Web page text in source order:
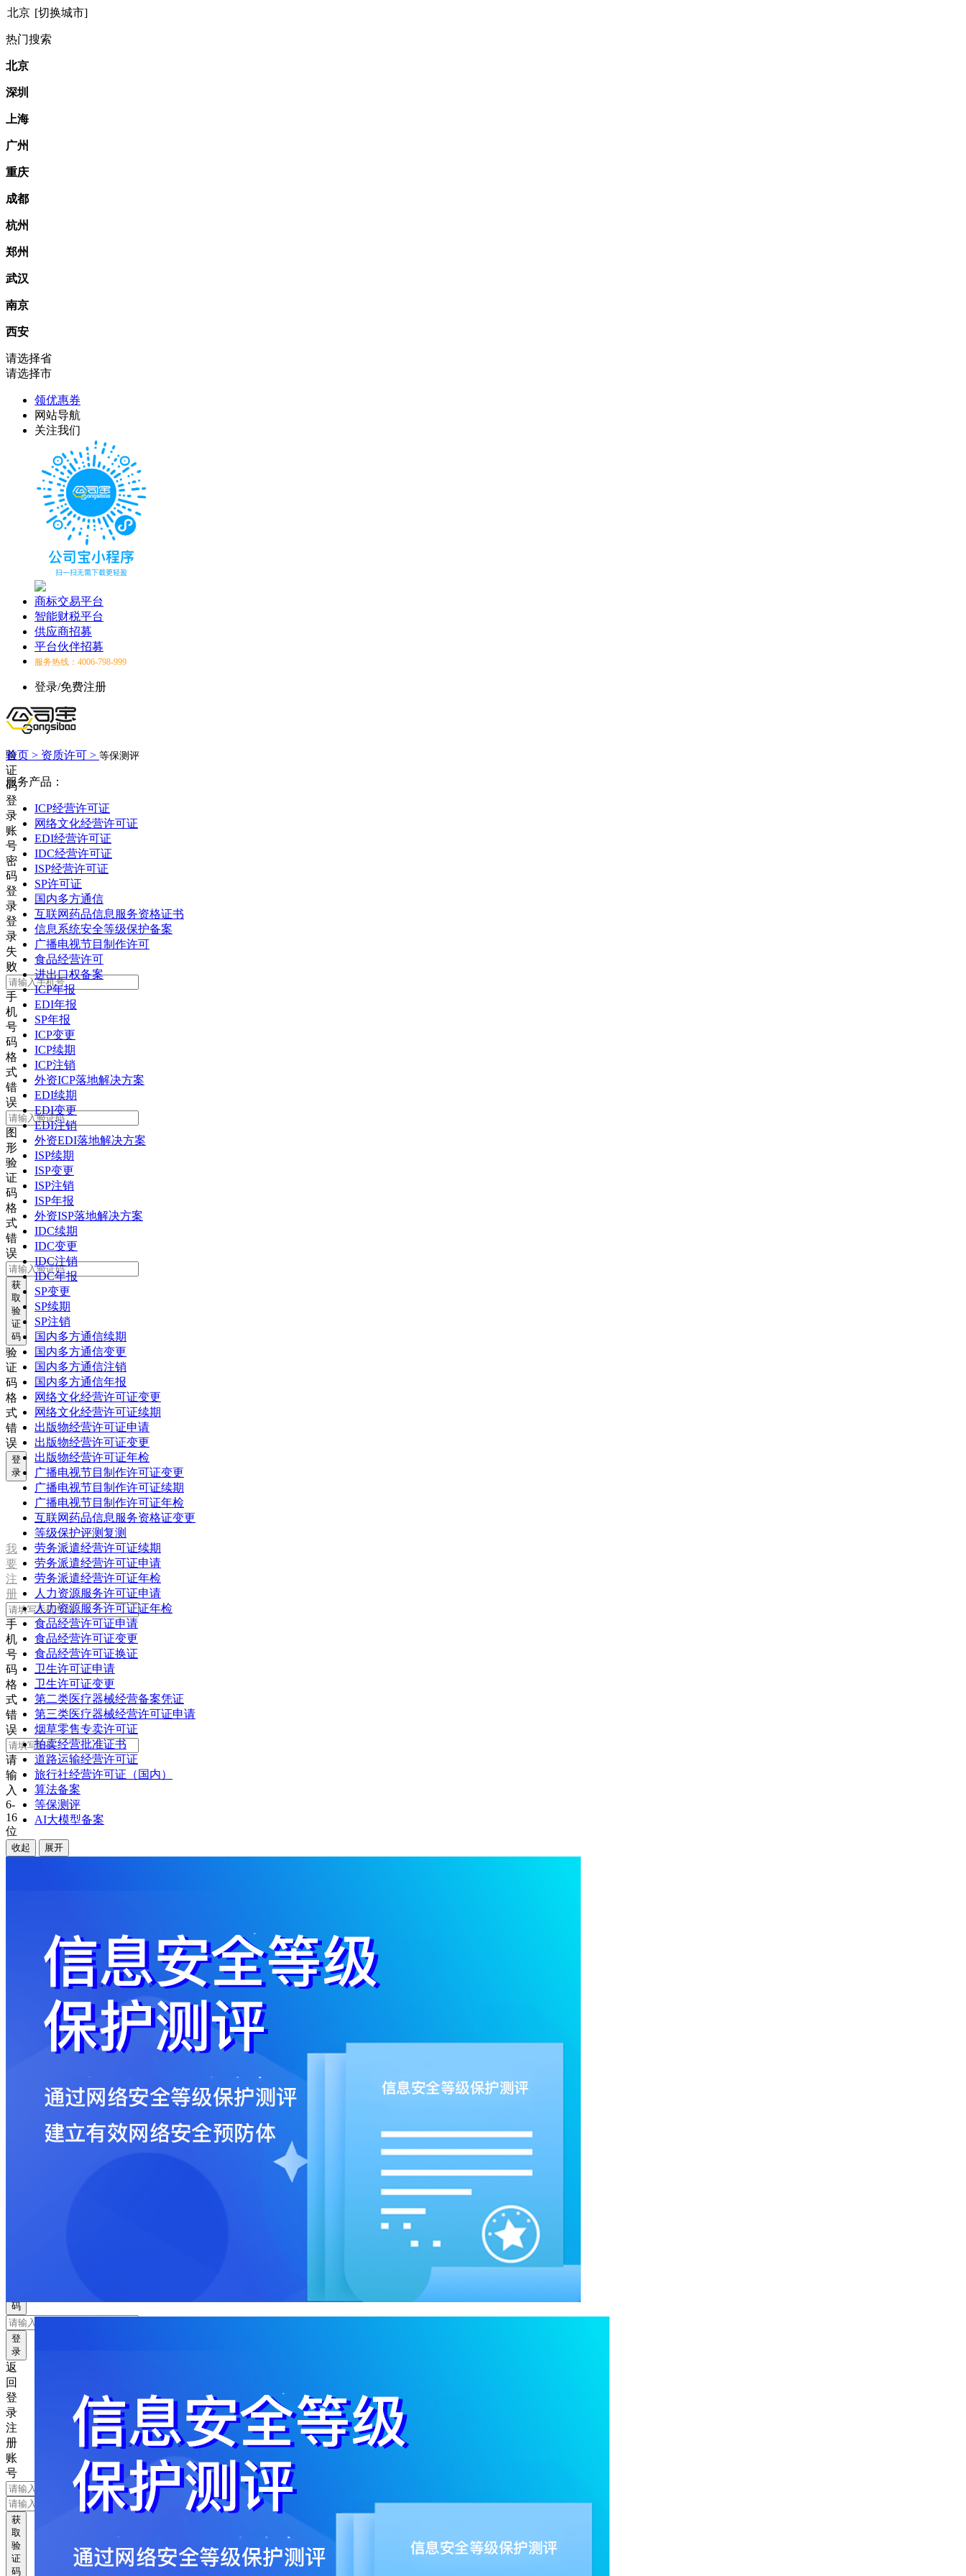
北京 [切换城市]
热门搜索
北京
深圳
上海
广州
重庆
成都
杭州
郑州
武汉
南京
西安
请选择省
请选择市
领优惠券
网站导航
关注我们
商标交易平台
智能财税平台
供应商招募
平台伙伴招募
服务热线：4006-798-999
登录/免费注册
验
证
码
登
录
账
号
密
码
登
录
登
录
失
败
手
机
号
码
格
式
错
误
图
形
验
证
码
格
式
错
误
获
取
验
证
码
验
证
码
格
式
错
误
登
录
我
要
注
册
手
机
号
码
格
式
错
误
请
输
入
6-
16
位
密
码
登
录
返
回
登
录
注
册
账
号
获
取
验
证
码
首页 > 资质许可 > 等保测评
服务产品：
ICP经营许可证
网络文化经营许可证
EDI经营许可证
IDC经营许可证
ISP经营许可证
SP许可证
国内多方通信
互联网药品信息服务资格证书
信息系统安全等级保护备案
广播电视节目制作许可
食品经营许可
进出口权备案
ICP年报
EDI年报
SP年报
ICP变更
ICP续期
ICP注销
外资ICP落地解决方案
EDI续期
EDI变更
EDI注销
外资EDI落地解决方案
ISP续期
ISP变更
ISP注销
ISP年报
外资ISP落地解决方案
IDC续期
IDC变更
IDC注销
IDC年报
SP变更
SP续期
SP注销
国内多方通信续期
国内多方通信变更
国内多方通信注销
国内多方通信年报
网络文化经营许可证变更
网络文化经营许可证续期
出版物经营许可证申请
出版物经营许可证变更
出版物经营许可证年检
广播电视节目制作许可证变更
广播电视节目制作许可证续期
广播电视节目制作许可证年检
互联网药品信息服务资格证变更
等级保护评测复测
劳务派遣经营许可证续期
劳务派遣经营许可证申请
劳务派遣经营许可证年检
人力资源服务许可证申请
人力资源服务许可证证年检
食品经营许可证申请
食品经营许可证变更
食品经营许可证换证
卫生许可证申请
卫生许可证变更
第二类医疗器械经营备案凭证
第三类医疗器械经营许可证申请
烟草零售专卖许可证
拍卖经营批准证书
道路运输经营许可证
旅行社经营许可证（国内）
算法备案
等保测评
AI大模型备案
收起 展开